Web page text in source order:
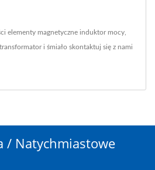
elementy magnetyczne induktor mocy
transformatori śmiało skontaktuj się z nami
/ Natychmiastowe